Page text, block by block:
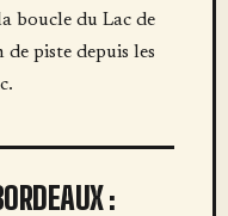
boucle du Lac de
piste depuis les
: